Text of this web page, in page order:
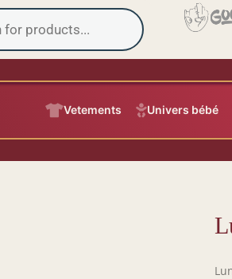
Vetements Univers bébé